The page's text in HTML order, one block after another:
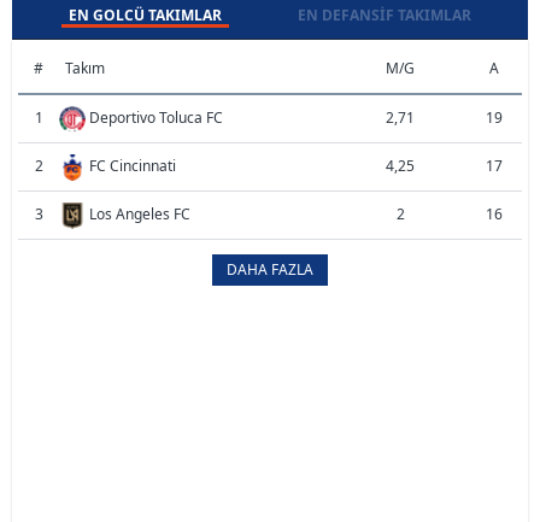
EN GOLCÜ TAKIMLAR EN DEFANSIF TAKIMLAR
# Takım M/G A
1 Deportivo Toluca FC 2,71 19
2 FC Cincinnati 4,25 17
3 Los Angeles FC 2 16
DAHA FAZLA